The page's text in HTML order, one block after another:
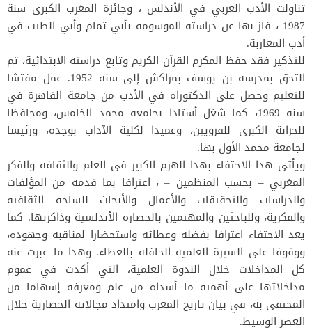
تناولت الأدب العربي في الأندلس ، وجائزة المغرب الكبرى سنة
1987 ، فاز بها عن دراسته الموسومة بأبي تمام وأبي الطيب في
أدب المغاربة.
للتذكير فقد حفظ المكرم القرآن الكريم وتابع دراسته الابتدائية، ثم
التحق بمدرسة بن يوسف بمراكش إلى سنة 1952. عمل مفتشا
للتعليم وحصل على الدكتوراه في الأدب من جامعة القاهرة في
سنة 1969، كما شغل أستاذا بجامعة محمد الخامس، ومحافظا
للخزانة الكبرى للقرويين، وعميدا لكلية الآداب بوجدة، ورئيسا
لجامعة محمد الأول بها.
ويأتي هذا الاحتفاء بهذا الهرم الكبير في العلم والثقافة والفكر
المغربي – بحسب المنظمين – ، اعترافا بما قدمه من المؤلفات
والدراسات والتحقيقات والأعمال والأبحاث للساحة الثقافية
والفكرية، وللباحثين والمهتمين بالحضارة الأندلسية وذاكرتها. كما
يعد الاحتفاء اعترافا بفضله وعطائه واستحضارا لمناقبه وجهوده،
ووقوفا على السيرة العلمية الحافلة بالعطاء. وهذا ما عبرت عنه
كل المداخلات خلال الندوة العلمية، التي أكدت في عموم
مداخلاتها على أهمية ما أسداه من علم ومعرفة إسهاما من
المحتفى به، في بيان تاريخ المغرب وامتداد مجالاته الحضارية خلال
العصر الوسيط.